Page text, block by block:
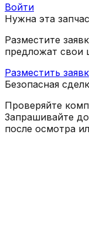
Войти
Нужна эта
Разместите
предложат свои
Разместить
Безопасная
Проверяйте
Запрашивайте
после осмотра